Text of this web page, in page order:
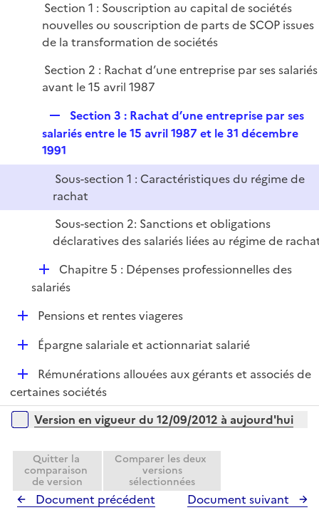
p
l
i
Section 1 : Souscription au capital de sociétés
nouvelles ou souscription de parts de SCOP issues
de la transformation de sociétés
Section 2 : Rachat d’une entreprise par ses salariés
avant le 15 avril 1987
e
p
l
i
e
Section 3 : Rachat d’une entreprise par ses
salariés entre le 15 avril 1987 et le 31 décembre
1991
Sous-section 1 : Caractéristiques du régime de
rachat
Sous-section 2: Sanctions et obligations
déclaratives des salariés liées au régime de
D
é
l
e
r
Chapitre 5 : Dépenses professionnelles des
salariés
D
e
r
Pensions et rentes viageres
D
l
e
r
Épargne salariale et actionnariat salarié
D
é
p
e
r
Rémunérations allouées aux gérants et associés de
certaines sociétés
Versions sur la période
Version en vigueur du 12/09/2012 à aujourd'hui
Quitter la
comparaison
de version
Comparer les deux
versions
sélectionnées
Document précédent Document suivant